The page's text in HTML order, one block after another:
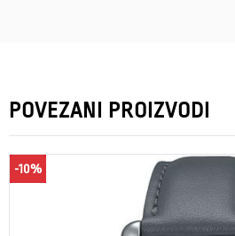
POVEZANI PROIZVODI
-10%